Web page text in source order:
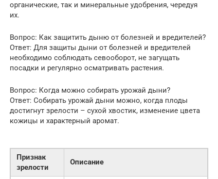
органические, так и минеральные удобрения, чередуя
их.
Вопрос: Как защитить дыню от болезней и вредителей?
Ответ: Для защиты дыни от болезней и вредителей
необходимо соблюдать севооборот, не загущать
посадки и регулярно осматривать растения.
Вопрос: Когда можно собирать урожай дыни?
Ответ: Собирать урожай дыни можно, когда плоды
достигнут зрелости – сухой хвостик, изменение цвета
кожицы и характерный аромат.
Признак
зрелости
Описание